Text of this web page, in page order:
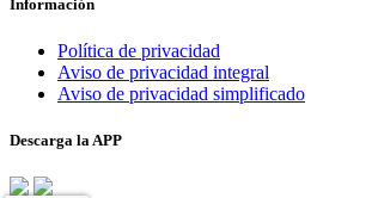
Información
Política de privacidad
Aviso de privacidad integral
Aviso de privacidad simplificado
Descarga la APP